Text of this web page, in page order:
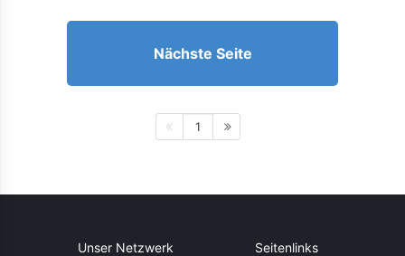
Nächste Seite
1
Unser Netzwerk Seitenlinks